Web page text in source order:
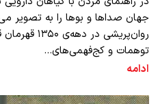
جهان صداها و بوها را به تصویر
روان‌پریشی
توهمات و کج‌فهمی‌های…
ادامه